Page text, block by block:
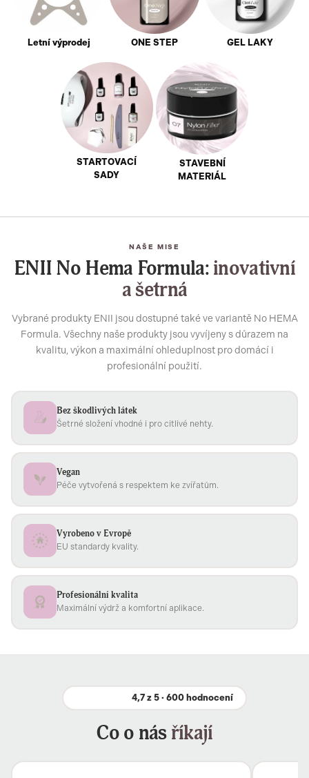
Letní výprodej ONE STEP GEL LAKY
STARTOVACÍ
SADY
STAVEBNÍ
MATERIÁL
NAŠE MISE
ENII No Hema Formula:inovativní
a šetrná
Vybrané produkty ENII jsou dostupné také ve variantě No HEMA
Formula. Všechny naše produkty jsou vyvíjeny s důrazem na
kvalitu, výkon a maximální ohleduplnost pro domácí i
profesionální použití.
Bez škodlivých látek
Šetrné složení vhodné i pro citlivé nehty.
Vegan
Péče vytvořená s respektem ke zvířatům.
Vyrobeno v Evropě
EU standardy kvality.
Profesionální kvalita
Maximální výdrž a komfortní aplikace.
4,7 z 5 · 600 hodnocení
Co o násříkají